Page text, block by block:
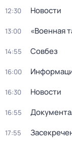
12:30 Новости
13:00 «Военная
14:55 Совбез
16:00
16:30 Новости
16:55
17:55